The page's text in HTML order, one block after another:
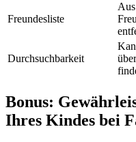
Freundesliste
Durchsuchbarkeit
Bonus:
Ihres Kindes bei